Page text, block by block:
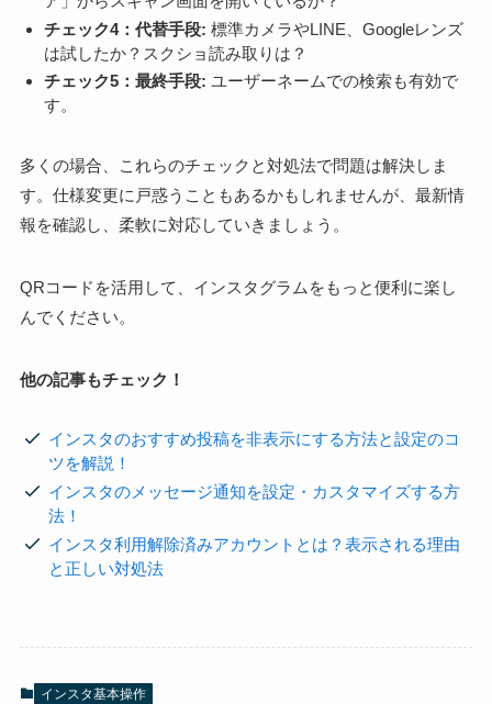
チェック4：代替手段: 標準カメラやLINE、Googleレンズ
は試したか？スクショ読み取りは？
チェック5：最終手段: ユーザーネームでの検索も有効で
す。
多くの場合、これらのチェックと対処法で問題は解決しま
す。仕様変更に戸惑うこともあるかもしれませんが、最新情
報を確認し、柔軟に対応していきましょう。
QRコードを活用して、インスタグラムをもっと便利に楽し
んでください。
他の記事もチェック！
インスタのおすすめ投稿を非表示にする方法と設定のコ
ツを解説！
インスタのメッセージ通知を設定・カスタマイズする方
法！
インスタ利用解除済みアカウントとは？表示される理由
と正しい対処法
インスタ基本操作